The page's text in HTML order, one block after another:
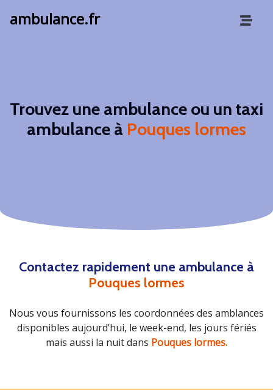
ambulance.fr
Trouvez une ambulance ou un taxi
ambulance à Pouques lormes
Contactez rapidement une ambulance à
Pouques lormes
Nous vous fournissons les coordonnées des amblances
disponibles aujourd’hui, le week-end, les jours fériés
mais aussi la nuit dans Pouques lormes.